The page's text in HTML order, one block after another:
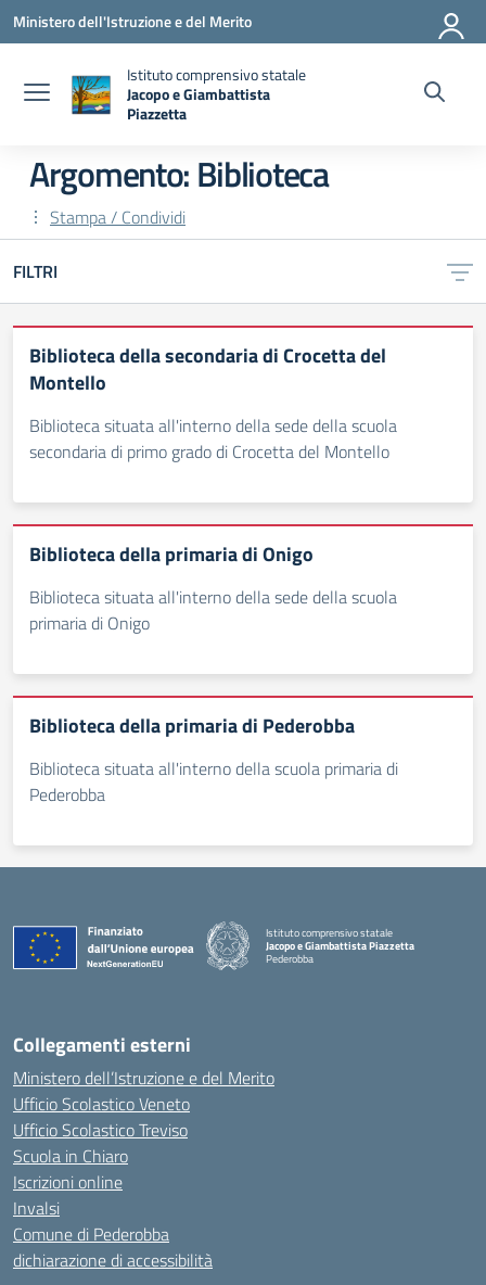
Vai ai contenuti
Vai al menu di navigazione
Vai al footer
Ministero dell'Istruzione e del Merito
Istituto comprensivo statale
Jacopo e Giambattista
Piazzetta
Argomento: Biblioteca
Stampa / Condividi
FILTRI
Biblioteca della secondaria di Crocetta del
Montello
Biblioteca situata all'interno della sede della scuola
secondaria di primo grado di Crocetta del Montello
Biblioteca della primaria di Onigo
Biblioteca situata all'interno della sede della scuola
primaria di Onigo
Biblioteca della primaria di Pederobba
Biblioteca situata all'interno della scuola primaria di
Pederobba
Istituto comprensivo statale
Jacopo e Giambattista Piazzetta
Pederobba
Collegamenti esterni
Ministero dell’Istruzione e del Merito
Ufficio Scolastico Veneto
Ufficio Scolastico Treviso
Scuola in Chiaro
Iscrizioni online
Invalsi
Comune di Pederobba
dichiarazione di accessibilità